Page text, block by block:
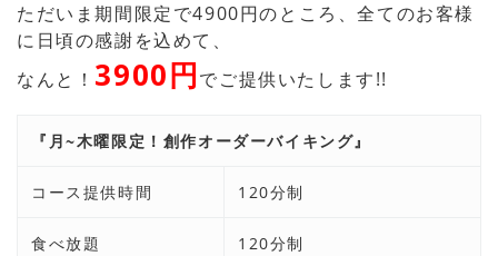
ただいま期間限定で4900円のところ、全てのお客様
に日頃の感謝を込めて、
なんと！ 3900円でご提供いたします!!
『月~木曜限定！創作オーダーバイキング』
コース提供時間 120分制
食べ放題
120分制